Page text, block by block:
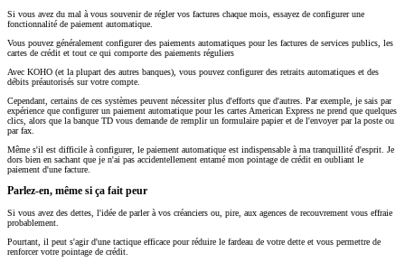
Si vous avez du mal à vous souvenir de régler vos factures chaque mois, essayez de configurer une
fonctionnalité de paiement automatique.
Vous pouvez généralement configurer des paiements automatiques pour les factures de services publics, les
cartes de crédit et tout ce qui comporte des paiements réguliers
Avec KOHO (et la plupart des autres banques), vous pouvez configurer des retraits automatiques et des
débits préautorisés sur votre compte.
Cependant, certains de ces systèmes peuvent nécessiter plus d'efforts que d'autres. Par exemple, je sais par
expérience que configurer un paiement automatique pour les cartes American Express ne prend que quelques
clics, alors que la banque TD vous demande de remplir un formulaire papier et de l'envoyer par la poste ou
par fax.
Même s'il est difficile à configurer, le paiement automatique est indispensable à ma tranquillité d'esprit. Je
dors bien en sachant que je n'ai pas accidentellement entamé mon pointage de crédit en oubliant le
paiement d'une facture.
Parlez-en, même si ça fait peur
Si vous avez des dettes, l'idée de parler à vos créanciers ou, pire, aux agences de recouvrement vous effraie
probablement.
Pourtant, il peut s'agir d'une tactique efficace pour réduire le fardeau de votre dette et vous permettre de
renforcer votre pointage de crédit.